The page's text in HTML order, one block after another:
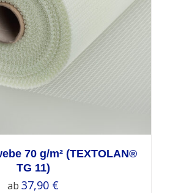
70 g/m² (TEXTOLAN®
TG 11)
ab 37,90 €